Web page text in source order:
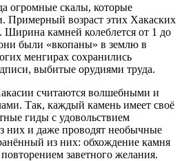
огромные скалы, которые
Примерный возраст этих Хакаских
Ширина камней колеблется от 1 до
были «вкопаны» в землю в
менгирах сохранились
выбитые орудиями труда.
считаются волшебными и
Так, каждый камень имеет своё
гиды с удовольствием
них и даже проводят необычные
из них: обхождение камня
заветного желания.